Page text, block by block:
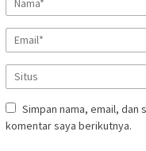
Simpan nama, email, dan
komentar saya berikutnya.